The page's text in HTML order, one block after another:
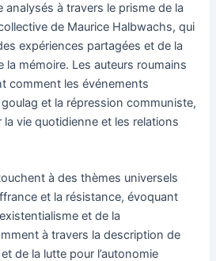
analysés à travers le prisme de la
de Maurice Halbwachs, qui
expériences partagées et de la
mémoire. Les auteurs roumains
comment les événements
et la répression communiste,
la vie quotidienne et les relations
à des thèmes universels
et la résistance, évoquant
et de la
à travers la description de
de la lutte pour l’autonomie